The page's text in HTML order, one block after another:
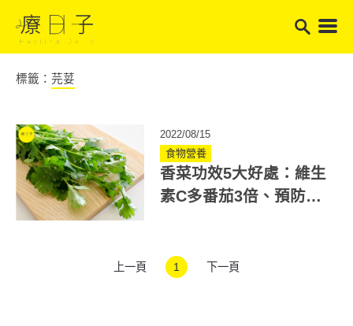
標籤： 芫荽
2022/08/15
食物營養
香菜功效5大好處：維生
素C多番茄3倍、預防失
上一頁 1 下一頁